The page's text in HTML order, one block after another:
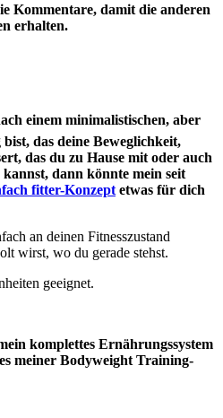
Kommentare, damit die anderen
erhalten.
einem minimalistischen, aber
das deine Beweglichkeit,
das du zu Hause mit oder auch
kannst, dann könnte mein seit
fitter-Konzept etwas für dich
an deinen Fitnesszustand
wirst, wo du gerade stehst.
geeignet.
komplettes Ernährungssystem
meiner Bodyweight Training-